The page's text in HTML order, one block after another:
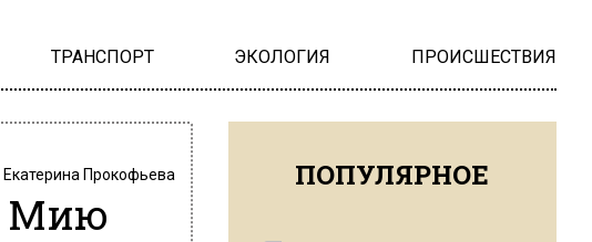
ТРАНСПОРТ ЭКОЛОГИЯ ПРОИСШЕСТВИЯ
Екатерина Прокофьева
Мию
ПОПУЛЯРНОЕ